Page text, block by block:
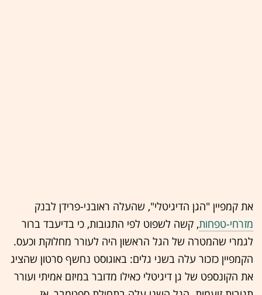
את קמפיין "הגן הדיגיטלי", שהעלה ראובני-פרידן לבנק
מזרחי-טפחות, קשה לשפוט לפי התגובות, כי בדיעבד ברור
לגמרי שהמטרה של הגל הראשון היה לעורר מחלוקת וכעס.
הקמפיין כזכור עלה בשני גלים: באוגוסט נחשף סרטון שהציג
את הקונספט של גן דיגיטלי כאילו מדובר במיזם אמיתי ועורר